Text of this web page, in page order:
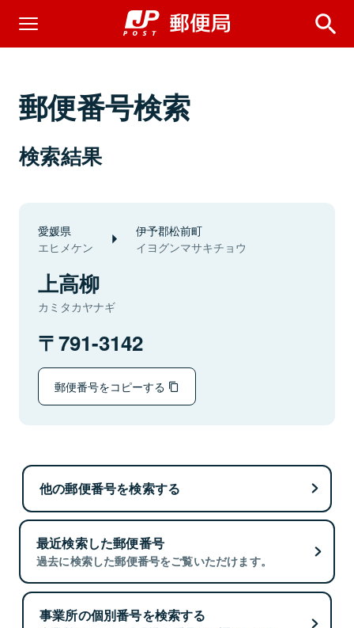
郵便番号検索
検索結果
愛媛県
エヒメケン
伊予郡松前町
イヨグンマサキチョウ
上高柳
カミタカヤナギ
791-3142
郵便番号をコピーする
他の郵便番号を検索する
最近検索した郵便番号
過去に検索した郵便番号をご覧いただけます。
事業所の個別番号を検索する